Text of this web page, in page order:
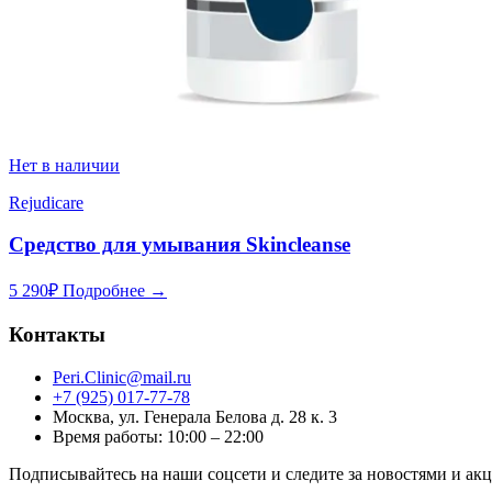
Нет в наличии
Rejudicare
Средство для умывания Skincleanse
5 290₽ Подробнее →
Контакты
Peri.Clinic@mail.ru
+7 (925) 017-77-78
Москва, ул. Генерала Белова д. 28 к. 3
Время работы: 10:00 – 22:00
Подписывайтесь на наши соцсети и следите за новостями и